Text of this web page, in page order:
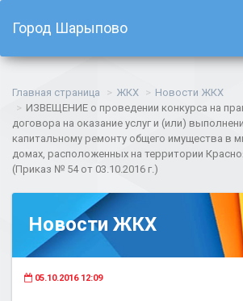
Город Шарыпово
Главная страница ЖКХ
Новости ЖКХ
ИЗВЕЩЕНИЕ о проведении конкурса на
договора на оказание услуг и (или)
капитальному ремонту общего имущества в
домах, расположенных на территории
(Приказ № 54 от 03.10.2016 г.)
Новости ЖКХ
05.10.2016 12:09